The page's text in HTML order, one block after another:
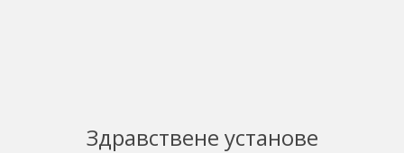
Здравствене установе